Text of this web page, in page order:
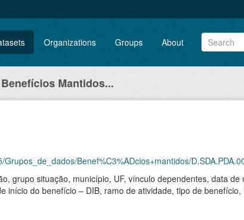
Organizations Groups About
Benefícios Mantidos...
Benef%C3%ADcios+mantidos/
grupo situação, município, UF, vínculo dependentes, data de
do benefício – DIB, ramo de atividade, tipo de benefício,